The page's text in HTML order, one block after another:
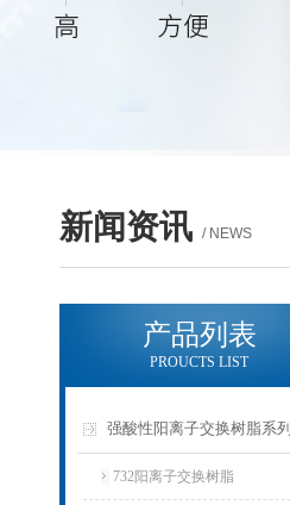
新闻资讯 / NEWS
产品列表
PROUCTS LIST
强酸性阳离子交换树脂系列
732阳离子交换树脂